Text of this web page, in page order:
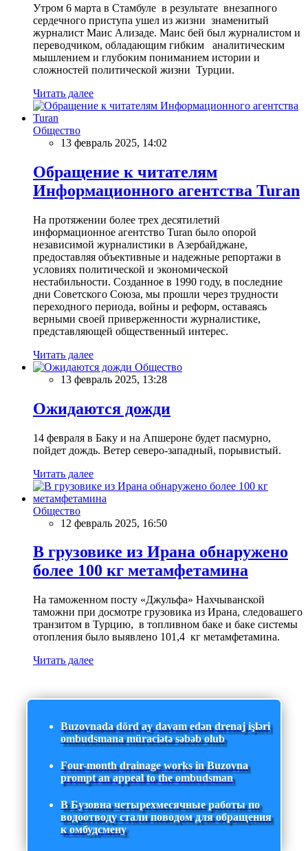
Утром 6 марта в Стамбуле в результате внезапного
сердечного приступа ушел из жизни знаменитый
журналист Маис Ализаде. Маис бей был журналистом и
переводчиком, обладающим гибким аналитическим
мышлением и глубоким пониманием истории и
сложностей политической жизни Турции.
Читать далее
Общество
13 февраль 2025, 14:02
Обращение к читателям
Информационного агентства Turan
На протяжении более трех десятилетий
информационное агентство Turan было опорой
независимой журналистики в Азербайджане,
предоставляя объективные и надежные репортажи в
условиях политической и экономической
нестабильности. Созданное в 1990 году, в последние
дни Советского Союза, мы прошли через трудности
переходного периода, войны и реформ, оставаясь
верными своей приверженности журналистике,
представляющей общественный интерес.
Читать далее
Общество
13 февраль 2025, 13:28
Ожидаются дожди
14 февраля в Баку и на Апшероне будет пасмурно,
пойдет дождь. Ветер северо-западный, порывистый.
Читать далее
Общество
12 февраль 2025, 16:50
В грузовике из Ирана обнаружено
более 100 кг метамфетамина
На таможенном посту «Джульфа» Нахчыванской
таможни при досмотре грузовика из Ирана, следовашего
транзитом в Турцию, в топливном баке и баке системы
отопления было выявлено 101,4 кг метамфетамина.
Читать далее
Buzovnada dörd ay davam edən drenaj işləri
ombudsmana müraciətə səbəb olub
Four-month drainage works in Buzovna
prompt an appeal to the ombudsman
В Бузовна четырехмесячные работы по
водоотводу стали поводом для обращения
к омбудсмену